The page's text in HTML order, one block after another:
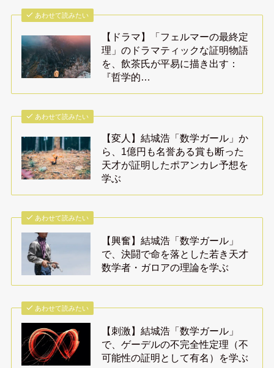
あわせて読みたい
【ドラマ】「フェルマーの最終定
理」のドラマティックな証明物語
を、飲茶氏が平易に描き出す：
『哲学的…
あわせて読みたい
【変人】結城浩「数学ガール」か
ら、1億円も名誉ある賞も断った
天才が証明したポアンカレ予想を
学ぶ
あわせて読みたい
【興奮】結城浩「数学ガール」
で、決闘で命を落とした若き天才
数学者・ガロアの理論を学ぶ
あわせて読みたい
【刺激】結城浩「数学ガール」
で、ゲーデルの不完全性定理（不
可能性の証明として有名）を学ぶ